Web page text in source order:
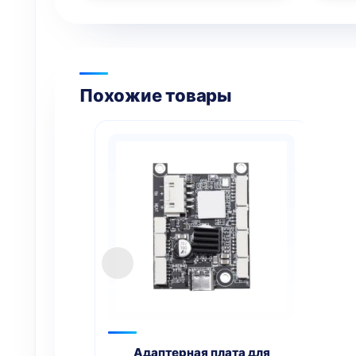
Похожие товары
Адаптерная плата для